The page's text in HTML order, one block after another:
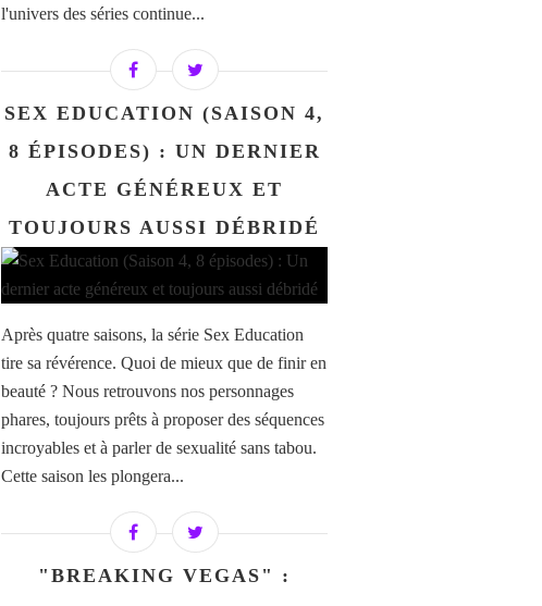
l'univers des séries continue...
SEX EDUCATION (SAISON 4,
8 ÉPISODES) : UN DERNIER
ACTE GÉNÉREUX ET
TOUJOURS AUSSI DÉBRIDÉ
Après quatre saisons, la série Sex Education
tire sa révérence. Quoi de mieux que de finir en
beauté ? Nous retrouvons nos personnages
phares, toujours prêts à proposer des séquences
incroyables et à parler de sexualité sans tabou.
Cette saison les plongera...
"BREAKING VEGAS" :